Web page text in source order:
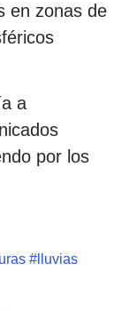
en zonas de
a
por los
# lluvias